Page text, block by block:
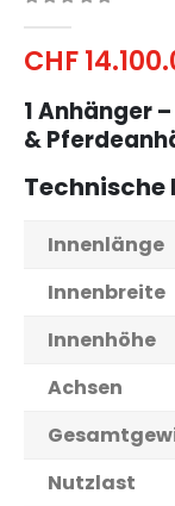
CHF
1 Anhänger
&
Technische
Innenlänge
Innenbreite
Innenhöhe
Achsen
Nutzlast